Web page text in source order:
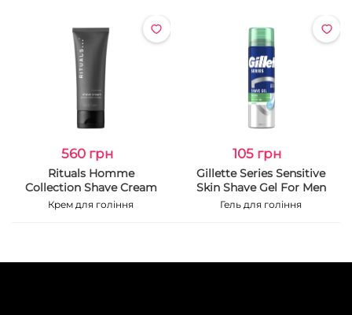
560 грн
Rituals Homme
Collection Shave Cream
Крем для гоління
105 грн
Gillette Series Sensitive
Skin Shave Gel For Men
Гель для гоління